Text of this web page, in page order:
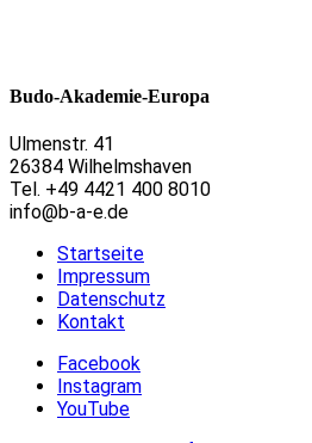
Budo-Akademie-Europa
Ulmenstr. 41
26384 Wilhelmshaven
Tel. +49 4421 400 8010
info@b-a-e.de
Startseite
Impressum
Datenschutz
Kontakt
Facebook
Instagram
YouTube